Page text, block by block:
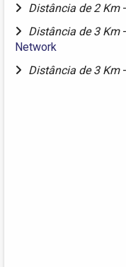
Distância de 2 Km -
Distância de 3 Km -
Network
Distância de 3 Km -